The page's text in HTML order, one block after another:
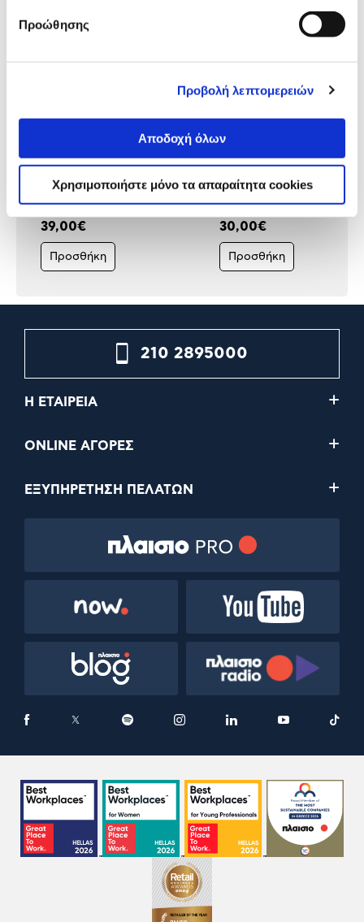
Προώθησης
Προβολή λεπτομερειών
Αποδοχή όλων
Χρησιμοποιήστε μόνο τα απαραίτητα cookies
Elica KIT0120991 Σωλήνας
39,00€
Προσθήκη
Elica KIT0121008
30,00€
Προσθήκη
210 2895000
Η ΕΤΑΙΡΕΙΑ
ONLINE ΑΓΟΡΕΣ
ΕΞΥΠΗΡΕΤΗΣΗ ΠΕΛΑΤΩΝ